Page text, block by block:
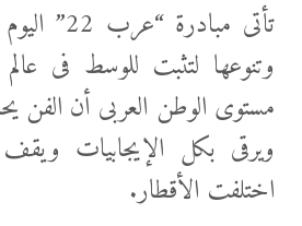
تأتى
وتنوعها لتثبت للوسط فى
مستوى الوطن العربى أن الفن
ويرقى بكل الإيجابيات ويقف
اختلفت الأقطار.